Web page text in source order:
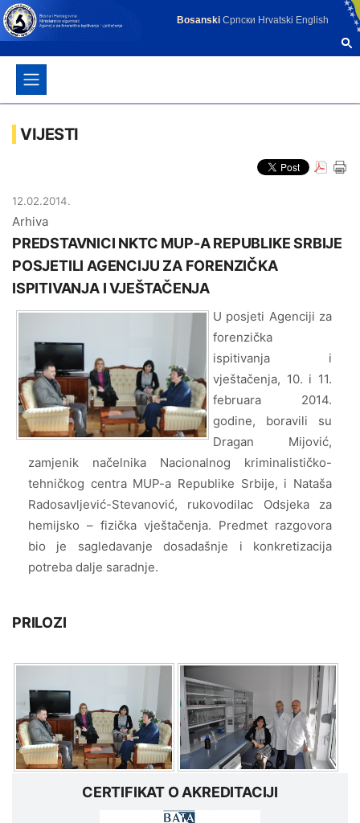
Bosanski Српски Hrvatski English
VIJESTI
12.02.2014.
Arhiva
PREDSTAVNICI NKTC MUP-A REPUBLIKE SRBIJE
POSJETILI AGENCIJU ZA FORENZIČKA
ISPITIVANJA I VJEŠTAČENJA
U posjeti Agenciji za
forenzička
ispitivanja i
vještačenja, 10. i 11.
februara 2014.
godine, boravili su
Dragan Mijović,
zamjenik načelnika Nacionalnog kriminalističko-
tehničkog centra MUP-a Republike Srbije, i Nataša
Radosavljević-Stevanović, rukovodilac Odsjeka za
hemijsko – fizička vještačenja. Predmet razgovora
bio je sagledavanje dosadašnje i konkretizacija
potreba dalje saradnje.
PRILOZI
CERTIFIKAT O AKREDITACIJI